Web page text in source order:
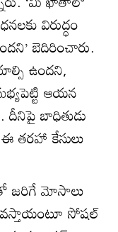
విరుద్ధం
బెదిరించారు.
ఉందని,
ఆయన
దీనిపై బాధితుడు
తరహా కేసులు
జరిగే మోసాలు
సోషల్‌